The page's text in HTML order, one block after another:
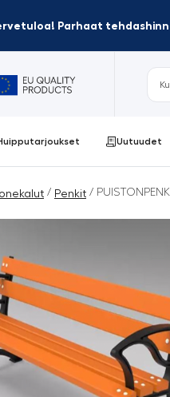
Parhaat
Uutuudet
/ Penkit /